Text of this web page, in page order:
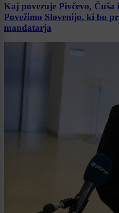
Kaj povezuje Pivčevo,
Povežimo Slovenijo, ki bo
mandatarja